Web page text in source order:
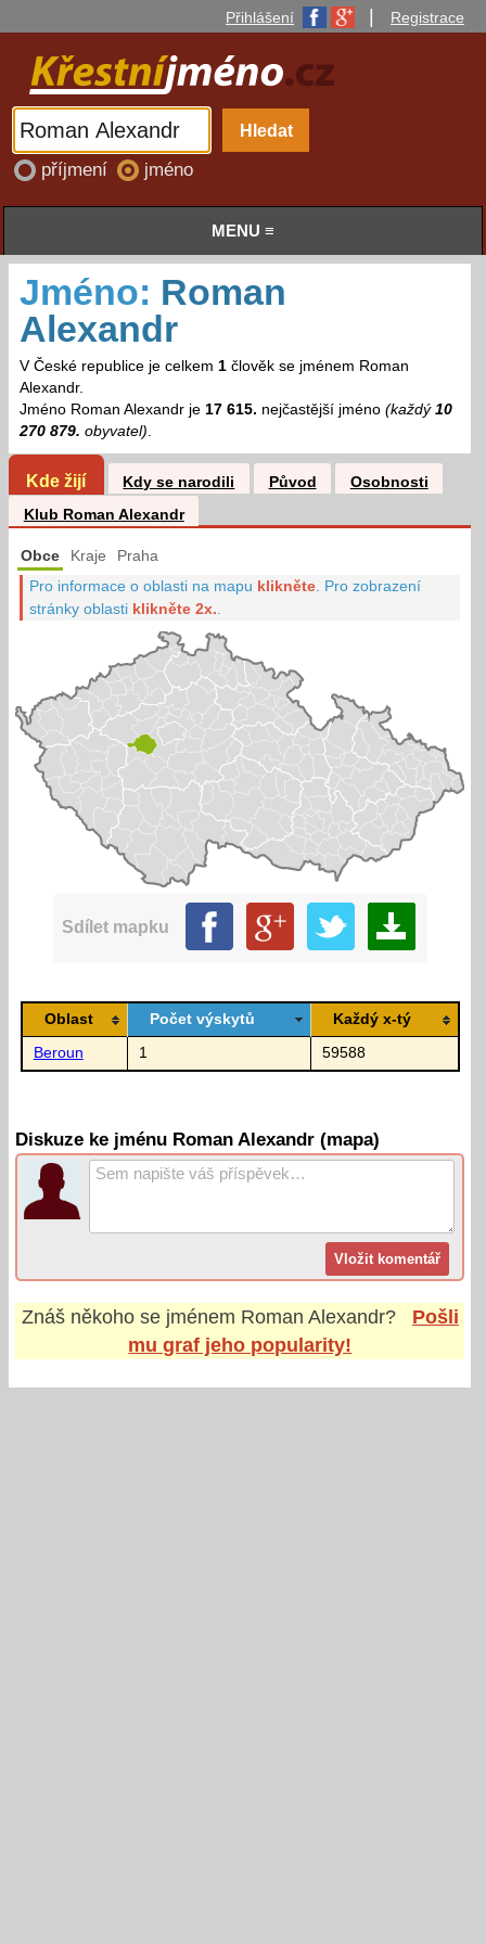
Přihlášení Registrace
příjmení jméno
MENU ≡
Jméno: Roman
Alexandr
V České republice je celkem 1člověk se jménem Roman
Alexandr.
Jméno Roman Alexandr je 17 615. nejčastější jméno (každý 10
270 879. obyvatel).
Kde žijí Kdy se narodili Původ
Osobnosti
Klub Roman Alexandr
Obce Kraje Praha
Pro informace o oblasti na mapu klikněte Pro zobrazení
stránky oblasti klikněte 2x.
Sdílet mapku
Oblast Počet výskytů Každý x-tý
Beroun 1 59588
Diskuze ke jménu Roman Alexandr (mapa)
Znáš někoho se jménem Roman Alexandr?
Pošli
mu graf jeho popularity!